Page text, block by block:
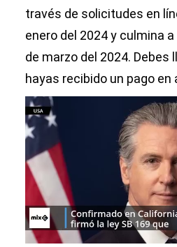
través de solicitudes en
enero del 2024 y culmina
de marzo del 2024. Debes
hayas recibido un pago